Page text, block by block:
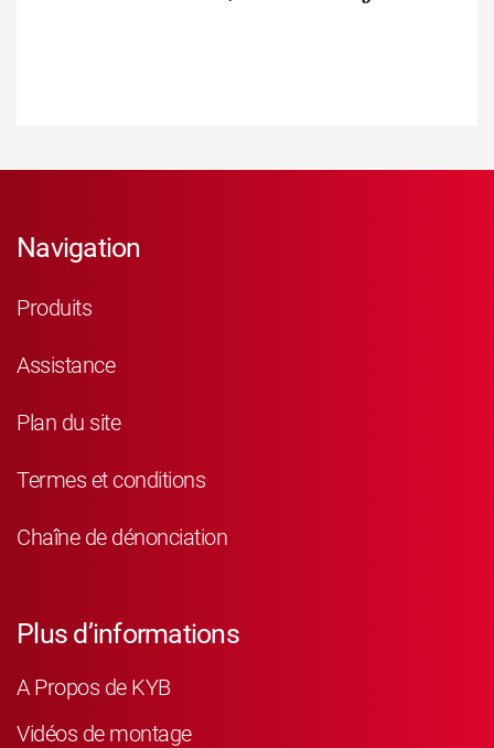
Navigation
Produits
Assistance
Plan du site
Termes et conditions
Chaîne de dénonciation
Plus d’informations
A Propos de KYB
Vidéos de montage